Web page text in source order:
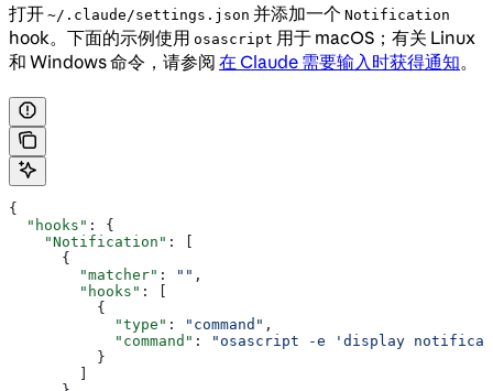
打开 ~/.claude/settings.json 并添加一个 Notification
hook。下面的示例使用 osascript 用于 macOS；有关 Linux
和 Windows 命令，请参阅 在 Claude 需要输入时获得通知。
{
  "hooks"
: {
    "Notification"
: [
      {
        "matcher"
: "" ,
        "hooks"
: [
          {
            "type"
: "command" ,
            "command"
:
"osascript -e 'display
          }